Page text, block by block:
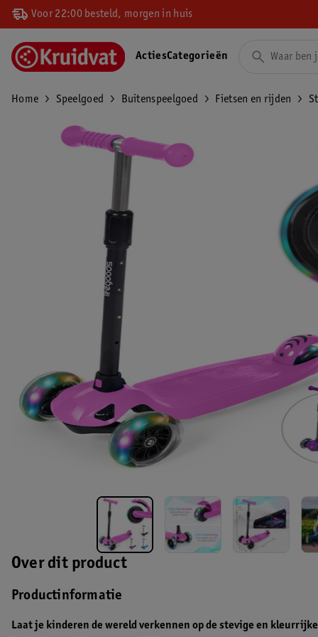
Voor 22:00 besteld, morgen in huis
ActiesCategorieën
Home Speelgoed Buitenspeelgoed Fietsen en rijden
Over dit product
Productinformatie
Laat je kinderen de wereld verkennen op de stevige en